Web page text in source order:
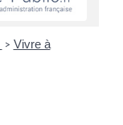
> Vivre à